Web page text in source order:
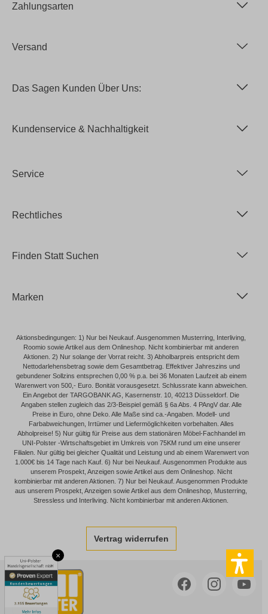
×
Zahlungsarten
Versand
Das Sagen Kunden Über Uns:
Kundenservice & Nachhaltigkeit
Service
Rechtliches
Finden Statt Suchen
Marken
Aktionsbedingungen: 1) Nur bei Neukauf. Ausgenommen Musterring, Interliving,
Roomio sowie Artikel aus dem Onlineshop. Nicht kombinierbar mit anderen
Aktionen. 2) Nur solange der Vorrat reicht. 3) Abholbarpreis entspricht dem
Nettodarlehensbetrag sowie dem Gesamtbetrag. Effektiver Jahreszins und
gebundener Sollzins entsprechen 0,00 % p.a. bei 36 Monaten Laufzeit ab einem
Warenwert von 500,- Euro. Bonität vorausgesetzt. Schlussrate kann abweichen.
Ein Angebot der TARGOBANK AG, Kasernenstr. 10, 40213 Düsseldorf. Die
Angaben stellen zugleich das 2/3-Beispiel gemäß § 6a Abs. 4 PAngV dar. Alle
Preise in Euro, ohne Deko. Alle Maße sind ca.-Angaben. Modell- und
Farbabweichungen, Irrtümer und Liefermöglichkeiten vorbehalten. Alles
Abholpreise! 5) Nur gültig für Preise aus dem stationären Möbel-Fachhandel im
UNI-Polster -Wirtschaftsgebiet im Umkreis von 75KM rund um eine unserer
Filialen. Nur gültig bei gleicher Qualität und Leistung und ab einem Warenwert von
1.000€ bis 14 Tage nach Kauf. 6) Nur bei Neukauf. Ausgenommen Produkte aus
unserem Prospekt, Anzeigen sowie Artikel aus dem Onlineshop. Nicht
kombinierbar mit anderen Aktionen. 7) Nur bei Neukauf. Ausgenommen Produkte
aus unserem Prospekt, Anzeigen sowie Artikel aus dem Onlineshop, Musterring,
Stressless und Interliving. Nicht kombinierbar mit anderen Aktionen.
Vertrag widerrufen